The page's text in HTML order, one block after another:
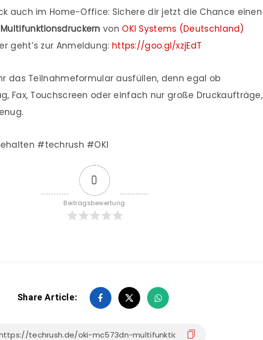
auch im Home-Office: Sichere dir jetzt die Chance einen
Multifunktionsdruckern von OKI Systems (Deutschland)
geht’s zur Anmeldung: https://goo.gl/xzjEdT
das Teilnahmeformular ausfüllen, denn egal ob
Fax, Touchscreen oder einfach nur große Druckaufträge,
#techrush #OKI
0
Beitragsbewertung
Share Article: